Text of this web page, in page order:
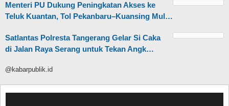
Menteri PU Dukung Peningkatan Akses ke
Teluk Kuantan, Tol Pekanbaru–Kuansing Mul…
Satlantas Polresta Tangerang Gelar Si Caka
di Jalan Raya Serang untuk Tekan Angk…
@kabarpublik.id